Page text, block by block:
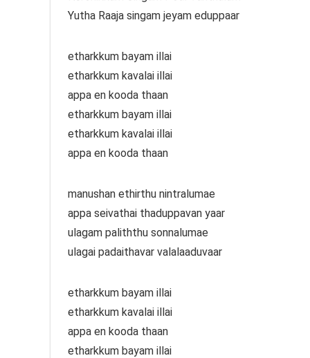
Yutha Raaja singam jeyam eduppaar
etharkkum bayam illai
etharkkum kavalai illai
appa en kooda thaan
etharkkum bayam illai
etharkkum kavalai illai
appa en kooda thaan
manushan ethirthu nintralumae
appa seivathai thaduppavan yaar
ulagam paliththu sonnalumae
ulagai padaithavar valalaaduvaar
etharkkum bayam illai
etharkkum kavalai illai
appa en kooda thaan
etharkkum bayam illai